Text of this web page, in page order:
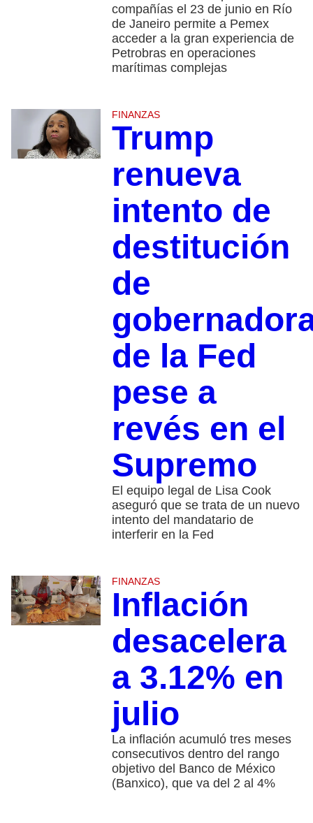
compañías el 23 de junio en Río
de Janeiro permite a Pemex
acceder a la gran experiencia de
Petrobras en operaciones
marítimas complejas
FINANZAS
Trump
renueva
intento de
destitución
de
de la Fed
pese a
revés en el
Supremo
El equipo legal de Lisa Cook
aseguró que se trata de un nuevo
intento del mandatario de
interferir en la Fed
FINANZAS
Inflación
desacelera
a 3.12% en
julio
La inflación acumuló tres meses
consecutivos dentro del rango
objetivo del Banco de México
(Banxico), que va del 2 al 4%